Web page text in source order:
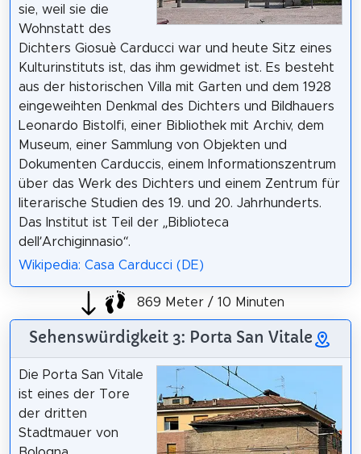
sie, weil sie die
Wohnstatt des
Dichters Giosuè Carducci war und heute Sitz eines
Kulturinstituts ist, das ihm gewidmet ist. Es besteht
aus der historischen Villa mit Garten und dem 1928
eingeweihten Denkmal des Dichters und Bildhauers
Leonardo Bistolfi, einer Bibliothek mit Archiv, dem
Museum, einer Sammlung von Objekten und
Dokumenten Carduccis, einem Informationszentrum
über das Werk des Dichters und einem Zentrum für
literarische Studien des 19. und 20. Jahrhunderts.
Das Institut ist Teil der ‚‚Biblioteca
dell’Archiginnasio‘‘.
Wikipedia: Casa Carducci (DE)
869 Meter / 10 Minuten
Sehenswürdigkeit 3: Porta San Vitale
Die Porta San Vitale
ist eines der Tore
der dritten
Stadtmauer von